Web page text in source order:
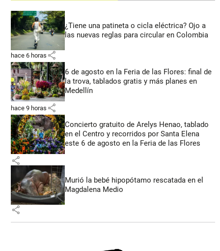
¿Tiene una patineta o cicla eléctrica? Ojo a
las nuevas reglas para circular en Colombia
hace 6 horas share
6 de agosto en la Feria de las Flores: final de
la trova, tablados gratis y más planes en
Medellín
hace 9 horas share
Concierto gratuito de Arelys Henao, tablado
en el Centro y recorridos por Santa Elena
este 6 de agosto en la Feria de las Flores
share
Murió la bebé hipopótamo rescatada en el
Magdalena Medio
share